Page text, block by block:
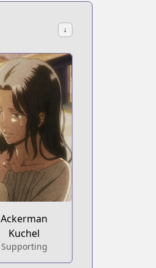
↓
Ackerman
Kuchel
Supporting